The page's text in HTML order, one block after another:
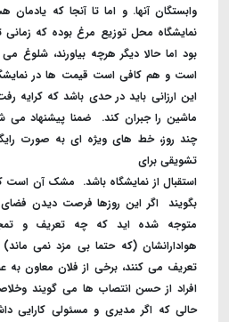
وابستگان آنها. ‌و اما تا آنجا که
نمایشگاه محل توزیع مرغ بوده که زمانی
بود اما حالا دیگر هرچه بیاورند،
است و هم کافی است قیمت ها در
این ارزانی باید در حدی باشد که کرایه
ماشین را جبران کند. ‌ ضمنا پیشنهاد می
چند روز، خط های ویژه ای به صورت
تشویقی برای
استقبال از نمایشگاه باشد. ‌ مشک آن است
بگویند ‌ اگر این روزها فرصت دیدن
متوجه شده اید که چه تعریف و
هوادارانشان (که حتما بی مزد نمی ماند)
تعریف می کنند، برخی از فلان معاون به
افراد از حسن انتصاب ها می گویند
حالی که اگر مدیری و مسئولی کارایی